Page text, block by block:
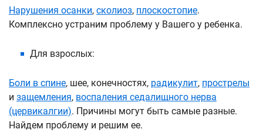
Нарушения осанки, сколиоз, плоскостопие.
Комплексно устраним проблему у Вашего у ребенка.
Для взрослых:
Боли в спине, шее, конечностях, радикулит, прострелы
и защемления, воспаления седалищного нерва
(цервикалгии). Причины могут быть самые разные.
Найдем проблему и решим ее.